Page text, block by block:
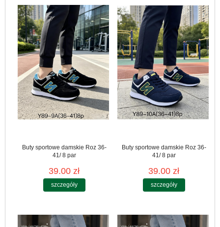
Buty sportowe damskie Roz 36-
41/ 8 par
39.00 zł
szczegóły
Buty sportowe damskie Roz 36-
41/ 8 par
39.00 zł
szczegóły